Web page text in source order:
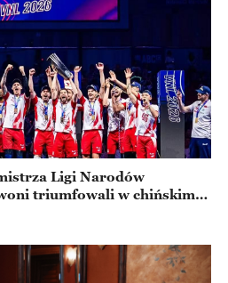
Ligi Narodów
triumfowali w chińskim